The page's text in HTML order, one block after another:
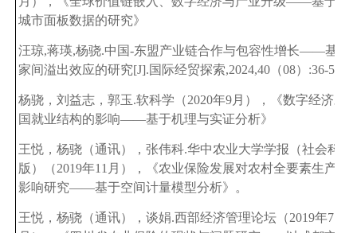
城市面板数据的研究》
汪琼,蒋瑛,杨骁.中国-东盟产业链合作与包容性增长——基于
家间溢出效应的研究[J].国际经贸探索,2024,40（08）:36-54.
杨骁，刘益志，郭玉.软科学（2020年9月），《数字经济对
国就业结构的影响——基于机理与实证分析》
王悦，杨骁（通讯），张伟科.华中农业大学学报（社会科学
版）（2019年11月），《农业保险发展对农村全要素生产率
影响研究——基于空间计量模型分析》。
王悦，杨骁（通讯），谈娟.西部经济管理论坛（2019年7